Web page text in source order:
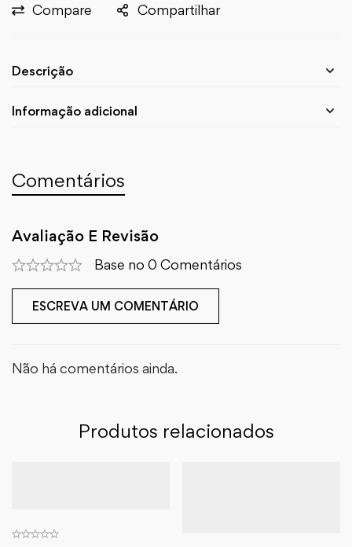
Compare Compartilhar
Descrição
Informação adicional
Comentários
Avaliação E Revisão
Base no 0 Comentários
ESCREVA UM COMENTÁRIO
Não há comentários ainda.
Produtos relacionados